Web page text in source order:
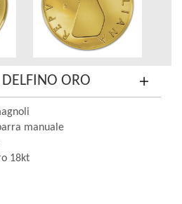
ORO
manuale
18kt